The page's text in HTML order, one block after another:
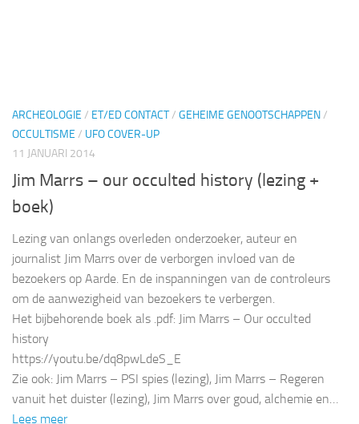
ARCHEOLOGIE / ET/ED CONTACT/ GEHEIME GENOOTSCHAPPEN/
OCCULTISME / UFO COVER-UP
11 JANUARI 2014
Jim Marrs – our occulted history (lezing +
boek)
Lezing van onlangs overleden onderzoeker, auteur en
journalist Jim Marrs over de verborgen invloed van de
bezoekers op Aarde. En de inspanningen van de controleurs
om de aanwezigheid van bezoekers te verbergen.
Het bijbehorende boek als .pdf: Jim Marrs – Our occulted
history
https://youtu.be/dq8pwLdeS_E
Zie ook: Jim Marrs – PSI spies (lezing), Jim Marrs – Regeren
vanuit het duister (lezing), Jim Marrs over goud, alchemie en…
Lees meer